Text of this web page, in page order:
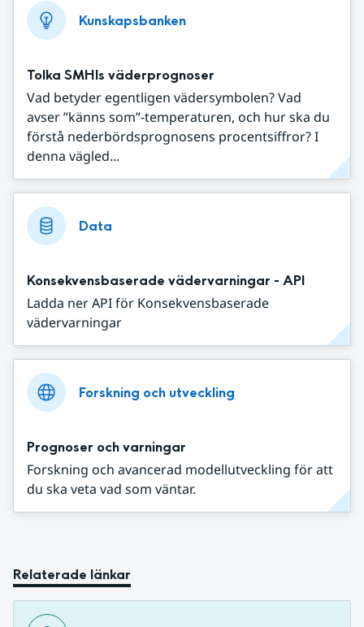
Kunskapsbanken
Tolka SMHIs väderprognoser
Vad betyder egentligen vädersymbolen? Vad
avser ”känns som”-temperaturen, och hur ska du
förstå nederbördsprognosens procentsiffror? I
denna vägled...
Data
Konsekvensbaserade vädervarningar - API
Ladda ner API för Konsekvensbaserade
vädervarningar
Forskning och utveckling
Prognoser och varningar
Forskning och avancerad modellutveckling för att
du ska veta vad som väntar.
Relaterade länkar